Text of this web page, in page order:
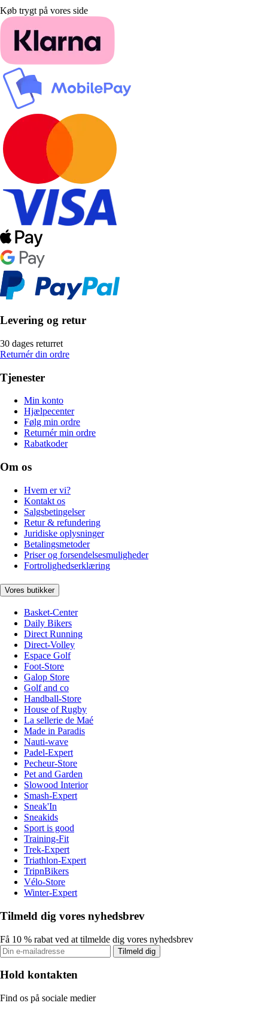
Køb trygt på vores side
Levering og retur
30 dages returret
Returnér din ordre
Tjenester
Min konto
Hjælpecenter
Følg min ordre
Returnér min ordre
Rabatkoder
Om os
Hvem er vi?
Kontakt os
Salgsbetingelser
Retur & refundering
Juridiske oplysninger
Betalingsmetoder
Priser og forsendelsesmuligheder
Fortrolighedserklæring
Vores butikker
Basket-Center
Daily Bikers
Direct Running
Direct-Volley
Espace Golf
Foot-Store
Galop Store
Golf and co
Handball-Store
House of Rugby
La sellerie de Maé
Made in Paradis
Nauti-wave
Padel-Expert
Pecheur-Store
Pet and Garden
Slowood Interior
Smash-Expert
Sneak'In
Sneakids
Sport is good
Training-Fit
Trek-Expert
Triathlon-Expert
TripnBikers
Vélo-Store
Winter-Expert
Tilmeld dig vores nyhedsbrev
Få 10 % rabat ved at tilmelde dig vores nyhedsbrev
Tilmeld dig
Hold kontakten
Find os på sociale medier